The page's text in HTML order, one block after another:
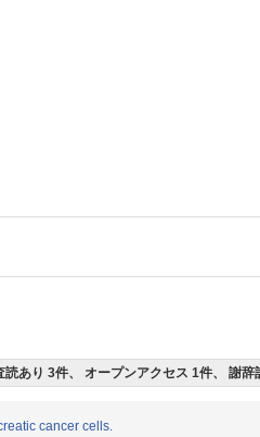
読あり 3件、 オープンアクセス 1件、 謝辞
cancer cells.